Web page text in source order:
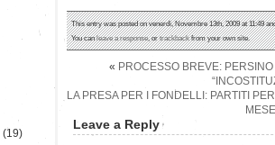
This entry was posted on venerdì, Novembre 13th, 2009 at 11:49
You canleave a response, ortrackbackfrom your own site.
« PROCESSO BREVE:
LA PRESA PER I FONDELLI: PARTITI
Leave a Reply
(19)